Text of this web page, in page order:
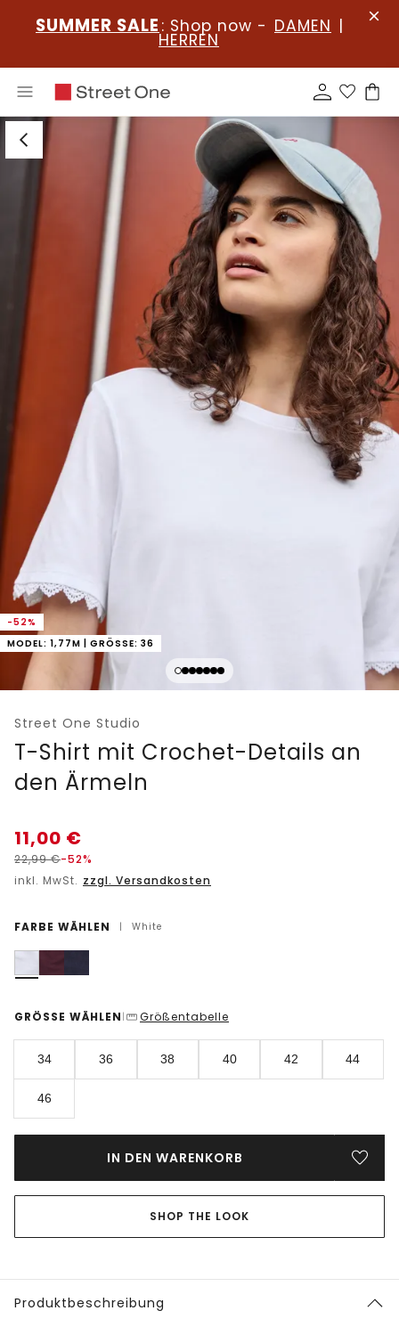
SUMMER SALE : Shop now - DAMEN |
HERREN
-52%
MODEL: 1,77M | GRÖSSE: 36
Street One Studio
T-Shirt mit Crochet-Details an
den Ärmeln
11,00 €
22,99€-52%
inkl. MwSt. zzgl. Versandkosten
FARBE WÄHLEN | White
GRÖSSE WÄHLEN | Größentabelle
34 36 38 40 42 44
46
IN DEN WARENKORB
SHOP THE LOOK
Produktbeschreibung